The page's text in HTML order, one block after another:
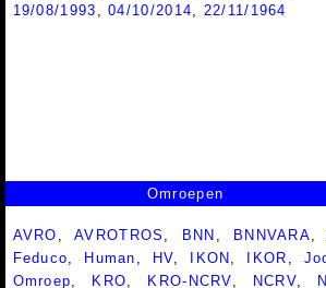
19/08/1993 ,04/10/2014
22/11/1964
Omroepen
AVRO ,AVROTROS BNN BNNVARA
Feduco
Human HV IKON IKOR
Omroep
KRO KRO-NCRV NCRV